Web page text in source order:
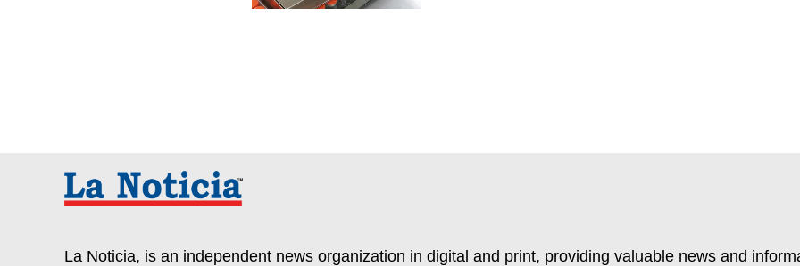
La Noticia, is an independent news organization in digital and print, providing valuable news and